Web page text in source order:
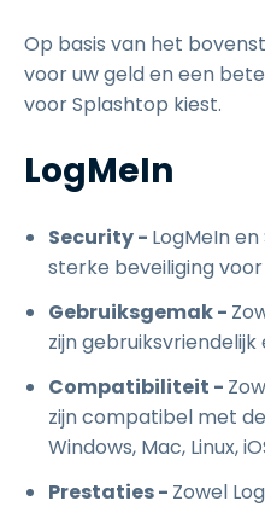
Op basis van het
voor uw geld en een
voor Splashtop kiest.
LogMeIn
Security - LogMeIn
sterke beveiliging
Gebruiksgemak -
zijn
Compatibiliteit -
zijn compatibel met
Windows, Mac, Linux,
Prestaties - Zowel